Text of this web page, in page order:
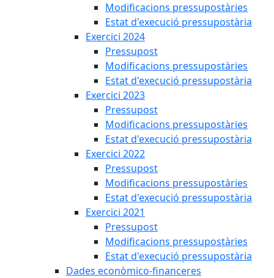
Modificacions pressupostàries
Estat d'execució pressupostària
Exercici 2024
Pressupost
Modificacions pressupostàries
Estat d'execució pressupostària
Exercici 2023
Pressupost
Modificacions pressupostàries
Estat d'execució pressupostària
Exercici 2022
Pressupost
Modificacions pressupostàries
Estat d'execució pressupostària
Exercici 2021
Pressupost
Modificacions pressupostàries
Estat d'execució pressupostària
Dades econòmico-financeres